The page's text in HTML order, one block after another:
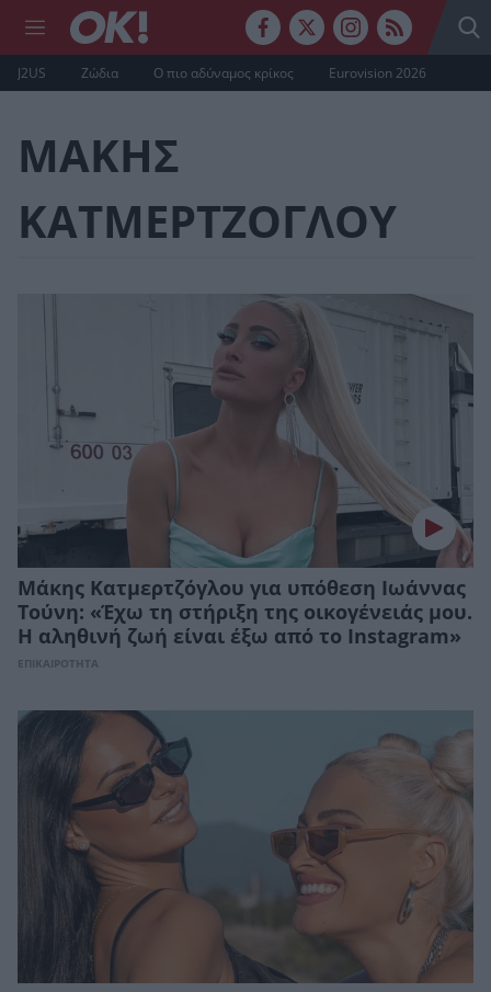
J2US Ζώδια Ο πιο αδύναμος κρίκος Eurovision 2026
ΜΑΚΗΣ
ΚΑΤΜΕΡΤΖΟΓΛΟΥ
Μάκης Κατμερτζόγλου για υπόθεση Ιωάννας
Τούνη: «Έχω τη στήριξη της οικογένειάς μου.
Η αληθινή ζωή είναι έξω από το Instagram»
ΕΠΙΚΑΙΡΟΤΗΤΑ